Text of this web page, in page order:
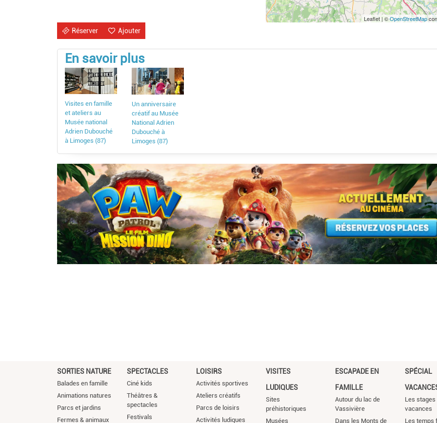
Leaflet | ©OpenStreetMap
Ajouter
Réserver
En savoir plus
Visites en famille
et ateliers au
Musée national
Adrien Dubouché
à Limoges (87)
Un anniversaire
créatif au Musée
National Adrien
Dubouché à
Limoges (87)
SORTIES NATURE
Balades en famille
Animations natures
Parcs et jardins
Fermes & animaux
SPECTACLES
Ciné kids
Théâtres &
spectacles
Festivals
LOISIRS
Activités sportives
Ateliers créatifs
Parcs de loisirs
Activités ludiques
VISITES
LUDIQUES
Sites
préhistoriques
Musées
ESCAPADE EN
FAMILLE
Autour du lac de
Vassivière
Dans les Monts de
SPÉCIAL
Les stages
vacances
Les temps